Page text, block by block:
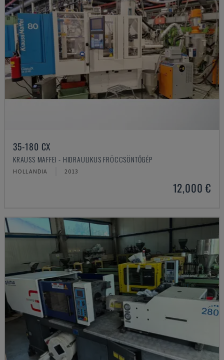
35-180 CX
KRAUSS MAFFEI - HIDRAULIKUS FRÖCCSÖNTŐGÉP
HOLLANDIA 2013
12,000 €